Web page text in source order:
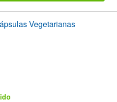
Vegetarianas